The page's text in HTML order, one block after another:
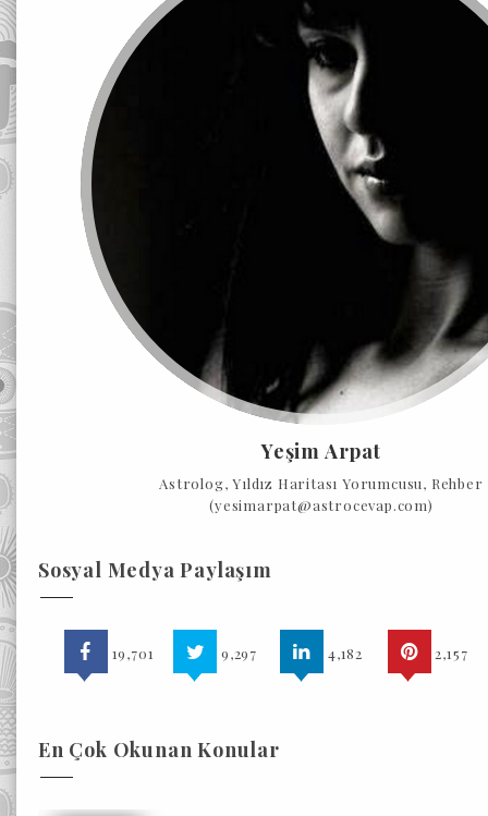
Yeşim Arpat
Astrolog, Yıldız Haritası Yorumcusu, Rehber
(yesimarpat@astrocevap.com)
Sosyal Medya Paylaşım
19,701 9,297 4,182 2,157
En Çok Okunan Konular